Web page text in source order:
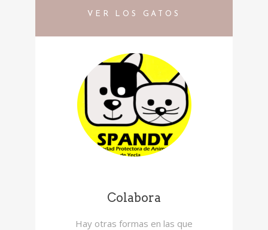
VER LOS GATOS
Colabora
Hay otras formas en las que